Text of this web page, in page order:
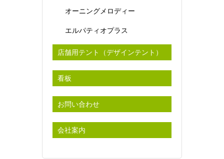
オーニングメロディー
エルパティオプラス
店舗用テント（デザインテント）
看板
お問い合わせ
会社案内